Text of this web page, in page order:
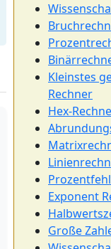
Kleinstes
Rechner
Hex-
Exponent
Große